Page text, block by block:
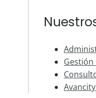
Gestión